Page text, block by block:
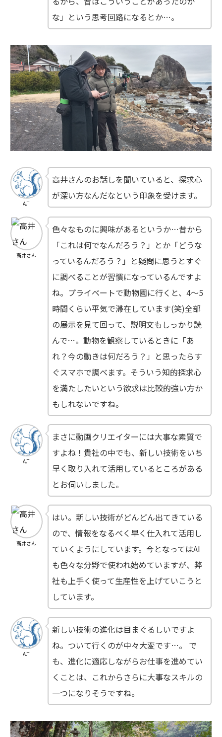
な」という思考回路になるとか…。
A.T
高井さんのお話しを聞いていると、探求心
が深い方なんだなという印象を受けます。
高井さん
色々なものに興味があるというか…昔から
「これは何でなんだろう？」とか「どうな
っているんだろう？」と疑問に思うとすぐ
に調べることが習慣になっているんですよ
ね。プライベートで動物園に行くと、4～5
時間くらい平気で滞在しています(笑)全部
の展示を見て回って、説明文もしっかり読
んで…。動物を観察しているときに「あ
れ？今の動きは何だろう？」と思ったらす
ぐスマホで調べます。そういう知的探求心
を満たしたいという欲求は比較的強い方か
もしれないですね。
A.T
まさに動画クリエイターには大事な素質で
すよね！貴社の中でも、新しい技術をいち
早く取り入れて活用しているところがある
とお伺いしました。
高井さん
はい。新しい技術がどんどん出てきている
ので、情報をなるべく早く仕入れて活用し
ていくようにしています。今となってはAI
も色々な分野で使われ始めていますが、弊
社も上手く使って生産性を上げていこうと
しています。
A.T
新しい技術の進化は目まぐるしいですよ
ね。ついて行くのが中々大変です…。 で
も、進化に適応しながらお仕事を進めてい
くことは、これからさらに大事なスキルの
一つになりそうですね。